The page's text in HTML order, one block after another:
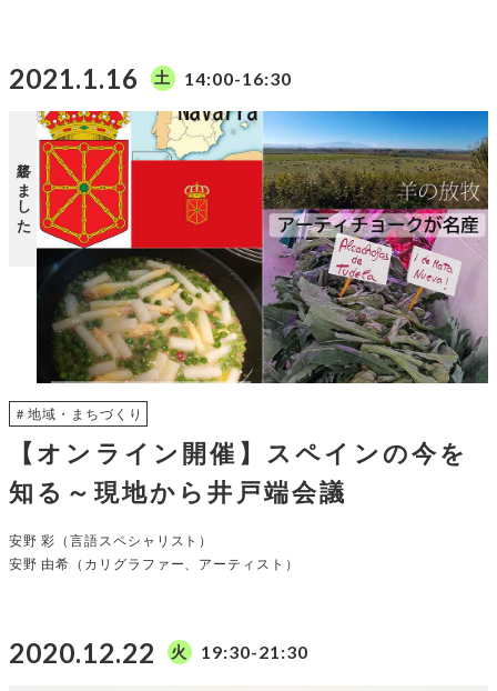
2021.1.16 土 14:00-16:30
終了しました
＃地域・まちづくり
【オンライン開催】スペインの今を
知る～現地から井戸端会議
安野 彩（言語スペシャリスト）
安野 由希（カリグラファー、アーティスト）
2020.12.22 火 19:30-21:30